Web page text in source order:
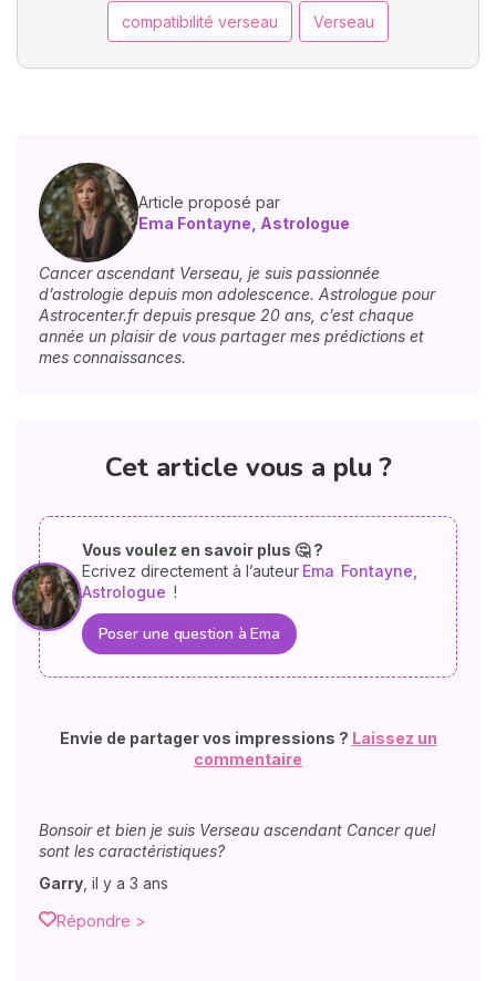
compatibilité verseau Verseau
Article proposé par
Ema Fontayne, Astrologue
Cancer ascendant Verseau, je suis passionnée
d’astrologie depuis mon adolescence. Astrologue pour
Astrocenter.fr depuis presque 20 ans, c’est chaque
année un plaisir de vous partager mes prédictions et
mes connaissances.
Cet article vous a plu ?
Vous voulez en savoir plus 🤔 ?
Ecrivez directement à l’auteur Ema Fontayne,
Astrologue !
Poser une question à Ema
Envie de partager vos impressions ? Laissez un
commentaire
Bonsoir et bien je suis Verseau ascendant Cancer quel
sont les caractéristiques?
Garry il y a 3 ans
Répondre >